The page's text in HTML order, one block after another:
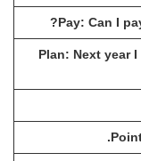
Pay: Can I
Plan: Next year